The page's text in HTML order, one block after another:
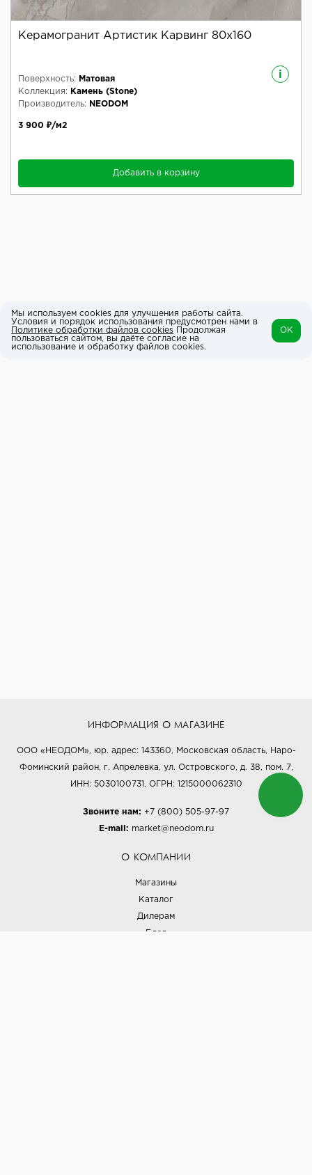
Керамогранит Артистик Карвинг 80x160
i
Поверхность:
Матовая
Коллекция:
Камень (Stone)
Производитель:
NEODOM
3 900 ₽/м2
Добавить в корзину
ИНФОРМАЦИЯ О МАГАЗИНЕ
ООО «НЕОДОМ», юр. адрес: 143360, Московская область, Наро-
Фоминский район, г. Апрелевка, ул. Островского, д. 38, пом. 7,
ИНН: 5030100731, ОГРН: 1215000062310
Звоните нам: +7 (800) 505-97-97
E-mail: market@neodom.ru
О КОМПАНИИ
Магазины
Каталог
Дилерам
Блог
Мы используем cookies для улучшения работы сайта.
Условия и порядок использования предусмотрен нами в
Политике обработки файлов cookies Продолжая
пользоваться сайтом, вы даёте согласие на
использование и обработку файлов cookies.
OK